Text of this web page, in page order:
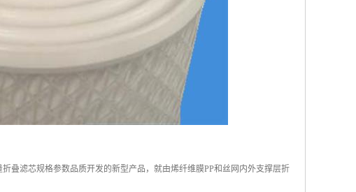
叠滤芯规格参数品质开发的新型产品，就由烯纤维膜PP和丝网内外支撑层折